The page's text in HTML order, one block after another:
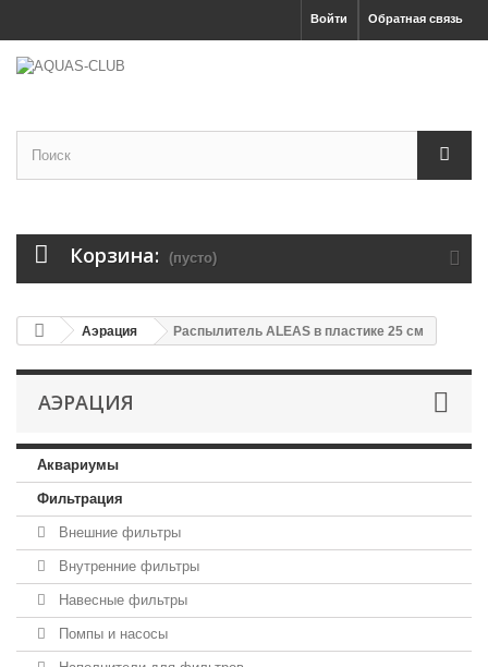
Обратная связь
Войти
Корзина: (пусто)
Аэрация Распылитель ALEAS в пластике 25 см
АЭРАЦИЯ
Аквариумы
Фильтрация
Внешние фильтры
Внутренние фильтры
Навесные фильтры
Помпы и насосы